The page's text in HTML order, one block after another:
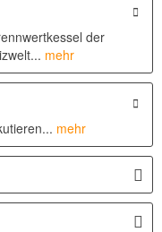
der
mehr
mehr